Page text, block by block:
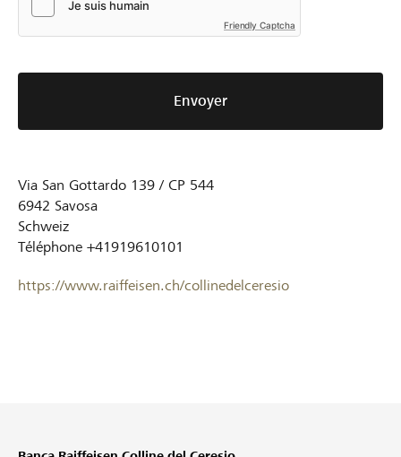
Friendly Captcha
Envoyer
Via San Gottardo 139 / CP 544
6942 Savosa
Schweiz
Téléphone +41919610101
https://www.raiffeisen.ch/collinedelceresio